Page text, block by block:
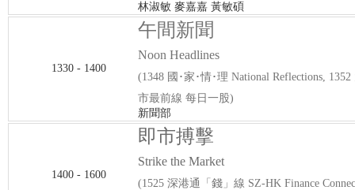
林淑敏 麥嘉嘉 黃敏碩
1330 - 1400
午間新聞
Noon Headlines
(1348 國･家･情･理 National Reflections,
市最前線 每日一股)
新聞部
1400 - 1600
即市搏擊
Strike the Market
(1525 深港通「錢」線 SZ-HK Finance